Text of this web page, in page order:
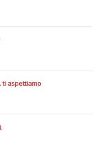
ti aspettiamo